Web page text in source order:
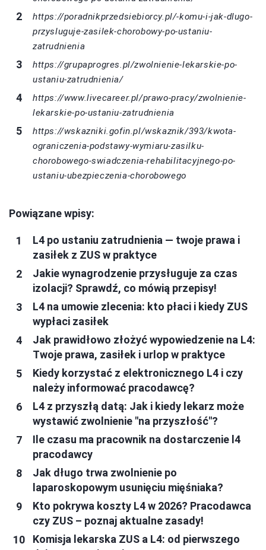
https://poradnikprzedsiebiorcy.pl/-komu-i-jak-dlugo-
przysluguje-zasilek-chorobowy-po-ustaniu-
zatrudnienia
https://grupaprogres.pl/zwolnienie-lekarskie-po-
ustaniu-zatrudnienia/
https://www.livecareer.pl/prawo-pracy/zwolnienie-
lekarskie-po-ustaniu-zatrudnienia
https://wskazniki.gofin.pl/wskaznik/393/kwota-
ograniczenia-podstawy-wymiaru-zasilku-
chorobowego-swiadczenia-rehabilitacyjnego-po-
ustaniu-ubezpieczenia-chorobowego
Powiązane wpisy:
L4 po ustaniu zatrudnienia — twoje prawa i
zasiłek z ZUS w praktyce
Jakie wynagrodzenie przysługuje za czas
izolacji? Sprawdź, co mówią przepisy!
L4 na umowie zlecenia: kto płaci i kiedy ZUS
wypłaci zasiłek
Jak prawidłowo złożyć wypowiedzenie na L4:
Twoje prawa, zasiłek i urlop w praktyce
Kiedy korzystać z elektronicznego L4 i czy
należy informować pracodawcę?
L4 z przyszłą datą: Jak i kiedy lekarz może
wystawić zwolnienie "na przyszłość"?
Ile czasu ma pracownik na dostarczenie l4
pracodawcy
Jak długo trwa zwolnienie po
laparoskopowym usunięciu mięśniaka?
Kto pokrywa koszty L4 w 2026? Pracodawca
czy ZUS – poznaj aktualne zasady!
Komisja lekarska ZUS a L4: od pierwszego